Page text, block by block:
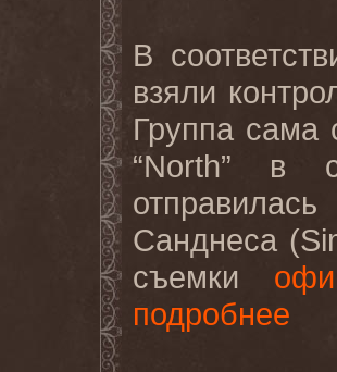
В
взяли
Группа сама
“North” в
Санднеса (
съемки
подробнее